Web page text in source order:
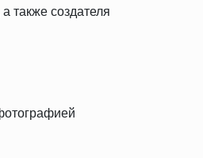
также создателя